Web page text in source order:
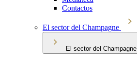
Contactos
El sector del Champagne
El sector del Champagne